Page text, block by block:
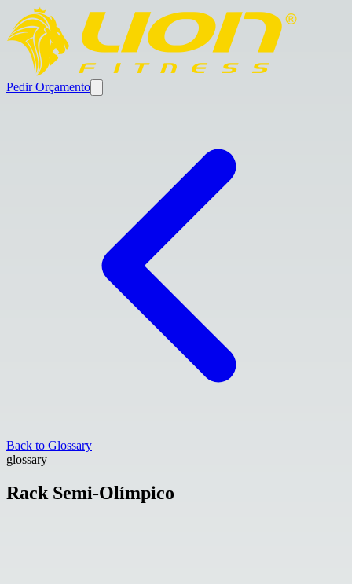
Pedir Orçamento
Back to Glossary
glossary
Rack Semi-Olímpico